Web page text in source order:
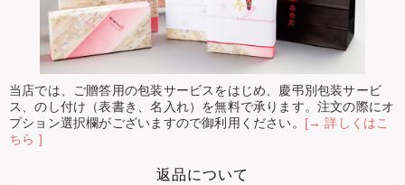
当店では、ご贈答用の包装サービスをはじめ、慶弔別包装サービ
ス、のし付け（表書き、名入れ）を無料で承ります。注文の際にオ
プション選択欄がございますので御利用ください。 [→ 詳しくはこ
ちら ]
返品について